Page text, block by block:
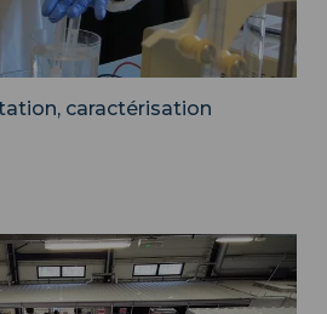
caractérisation